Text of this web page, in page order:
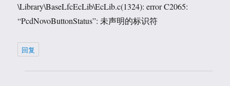
\Library\BaseLfcEcLib\EcLib.c(1324): error C2065:
“PcdNovoButtonStatus”: 未声明的标识符
回复